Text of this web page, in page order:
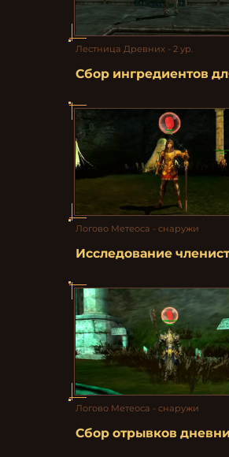
Лестница Древних - 2 ур.
Сбор ингредиентов
Логово Метеоса - снаружи
Исследование
Логово Метеоса - снаружи
Сбор отрывков